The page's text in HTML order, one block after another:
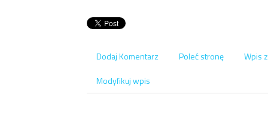
Dodaj Komentarz Poleć stronę
Wpis
Modyfikuj wpis